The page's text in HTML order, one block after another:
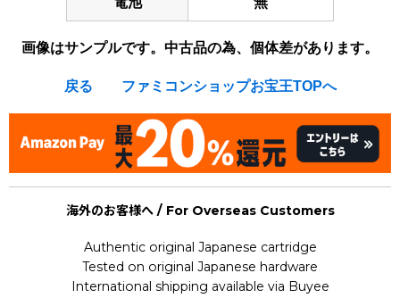
画像はサンプルです。中古品の為、個体差があります。
戻る ファミコンショップお宝王TOPへ
海外のお客様へ / For Overseas Customers
Authentic original Japanese cartridge
Tested on original Japanese hardware
International shipping available via Buyee